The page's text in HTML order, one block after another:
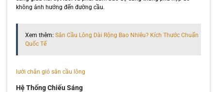
không ảnh hưởng đến đường cầu.
Xem thêm: Sân Cầu Lông Dài Rộng Bao Nhiêu? Kích Thước Chuẩn
Quốc Tế
lưới chắn gió sân cầu lông
Hệ Thống Chiếu Sáng